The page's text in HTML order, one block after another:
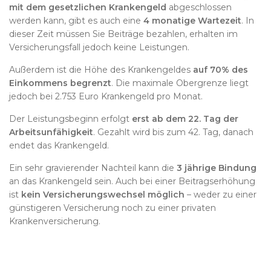
mit dem gesetzlichen Krankengeld abgeschlossen
werden kann, gibt es auch eine 4 monatige Wartezeit. In
dieser Zeit müssen Sie Beiträge bezahlen, erhalten im
Versicherungsfall jedoch keine Leistungen.
Außerdem ist die Höhe des Krankengeldes auf 70% des
Einkommens begrenzt. Die maximale Obergrenze liegt
jedoch bei 2.753 Euro Krankengeld pro Monat.
Der Leistungsbeginn erfolgt erst ab dem 22. Tag der
Arbeitsunfähigkeit. Gezahlt wird bis zum 42. Tag, danach
endet das Krankengeld.
Ein sehr gravierender Nachteil kann die 3 jährige Bindung
an das Krankengeld sein. Auch bei einer Beitragserhöhung
ist kein Versicherungswechsel möglich – weder zu einer
günstigeren Versicherung noch zu einer privaten
Krankenversicherung.